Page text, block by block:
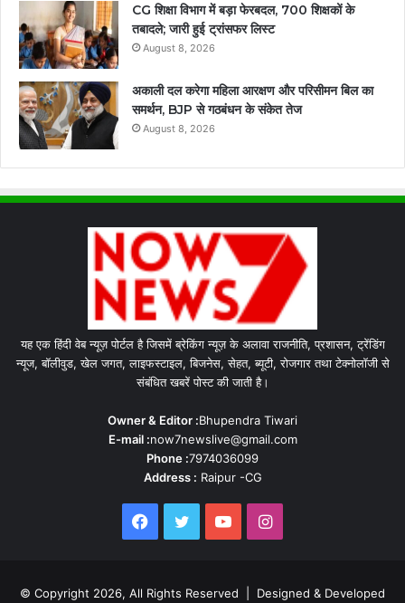
CG शिक्षा विभाग में बड़ा फेरबदल, 700 शिक्षकों के
तबादले; जारी हुई ट्रांसफर लिस्ट
August 8, 2026
अकाली दल करेगा महिला आरक्षण और परिसीमन बिल का
समर्थन, BJP से गठबंधन के संकेत तेज
August 8, 2026
यह एक हिंदी वेब न्यूज़ पोर्टल है जिसमें ब्रेकिंग न्यूज़ के अलावा राजनीति, प्रशासन, ट्रेंडिंग
न्यूज, बॉलीवुड, खेल जगत, लाइफस्टाइल, बिजनेस, सेहत, ब्यूटी, रोजगार तथा टेक्नोलॉजी से
संबंधित खबरें पोस्ट की जाती है।
Owner & Editor :Bhupendra Tiwari
E-mail :now7newslive@gmail.com
Phone :7974036099
Address : Raipur -CG
Facebook
TwitterYouTubeInstagram
© Copyright 2026, All Rights Reserved | Designed & Developed